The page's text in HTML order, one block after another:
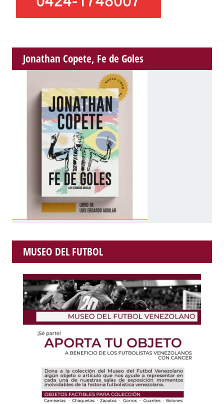
Jonathan Copete, Fe de Goles
MUSEO DEL FUTBOL